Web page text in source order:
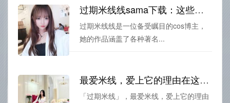
过期米线线sama下载：这些美图绝对能令你心驰神往
过期米线线是一位备受瞩目的cos博主，
她的作品涵盖了各种著名...
最爱米线，爱上它的理由在这里！过期米线图片大全大图来一发
「过期米线」，最爱米线，爱上它的理由